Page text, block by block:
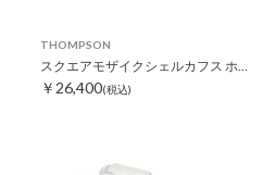
THOMPSON
スクエアモザイクシェルカフス ホワイト
￥26,400(税込)